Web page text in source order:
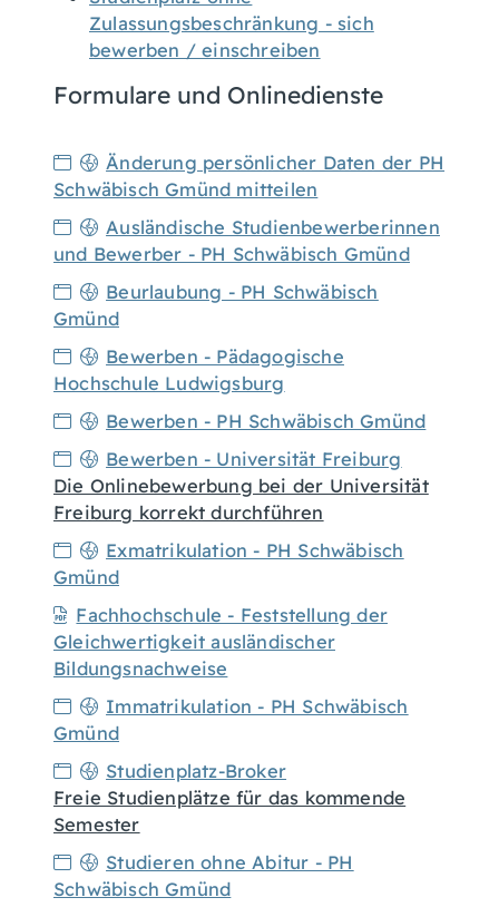
Zulassungsbeschränkung - sich
bewerben / einschreiben
Formulare und Onlinedienste
Änderung persönlicher Daten der PH
Schwäbisch Gmünd mitteilen
Ausländische Studienbewerberinnen
und Bewerber - PH Schwäbisch Gmünd
Beurlaubung - PH Schwäbisch
Gmünd
Bewerben - Pädagogische
Hochschule Ludwigsburg
Bewerben - PH Schwäbisch Gmünd
Bewerben - Universität Freiburg
Die Onlinebewerbung bei der Universität
Freiburg korrekt durchführen
Exmatrikulation - PH Schwäbisch
Gmünd
Fachhochschule - Feststellung der
Gleichwertigkeit ausländischer
Bildungsnachweise
Immatrikulation - PH Schwäbisch
Gmünd
Studienplatz-Broker
Freie Studienplätze für das kommende
Semester
Studieren ohne Abitur - PH
Schwäbisch Gmünd